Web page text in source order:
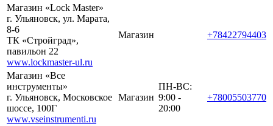
Магазин «Lock Master»
г. Ульяновск, ул. Марата,
8-6
ТК «Стройград»,
павильон 22
www.lockmaster-ul.ru
Магазин +78422794403
Магазин «Все
инструменты»
г. Ульяновск, Московское
шоссе, 100Г
www.vseinstrumenti.ru
Магазин
ПН-ВС:
9:00 -
20:00
+78005503770